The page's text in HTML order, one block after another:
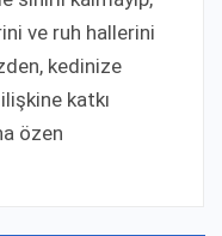
ve ruh hallerini
kedinize
katkı
özen